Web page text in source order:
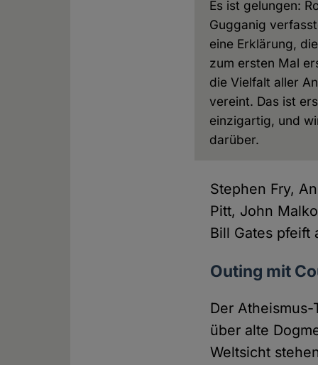
Es ist gelungen:
Gugganig
eine Erklärung,
zum ersten Mal
die Vielfalt aller
vereint. Das ist
einzigartig, und
darüber.
Stephen Fry,
Pitt, John
Bill Gates pfeift
Outing mit
Der
über alte
Weltsicht